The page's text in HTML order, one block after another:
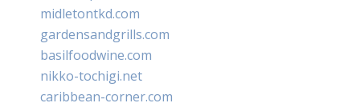
midletontkd.com
gardensandgrills.com
basilfoodwine.com
nikko-tochigi.net
caribbean-corner.com